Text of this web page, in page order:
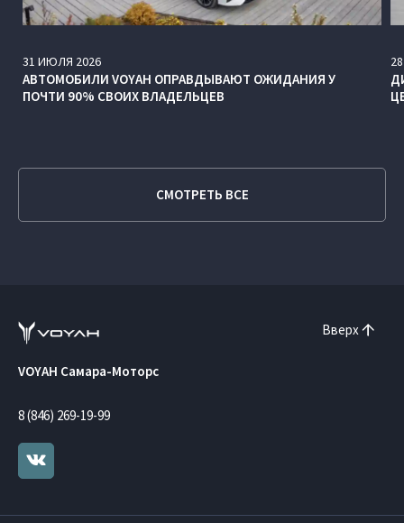
31 ИЮЛЯ 2026
АВТОМОБИЛИ VOYAH ОПРАВДЫВАЮТ ОЖИДАНИЯ У
ПОЧТИ 90% СВОИХ ВЛАДЕЛЬЦЕВ
28
СМОТРЕТЬ ВСЕ
Вверх
VOYAH Самара-Моторс
8 (846) 269-19-99